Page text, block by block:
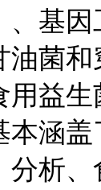
、基因
油菌
用益
本涵
分析、